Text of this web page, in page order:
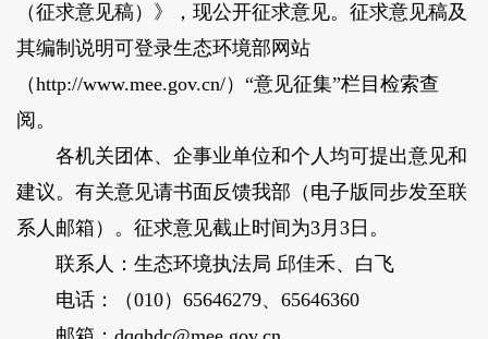
（征求意见稿）》，现公开征求意见。征求意见稿及
其编制说明可登录生态环境部网站
（http://www.mee.gov.cn/）“意见征集”栏目检索查
阅。
各机关团体、企事业单位和个人均可提出意见和
建议。有关意见请书面反馈我部（电子版同步发至联
系人邮箱）。征求意见截止时间为3月3日。
联系人：生态环境执法局 邱佳禾、白飞
电话：（010）65646279、65646360